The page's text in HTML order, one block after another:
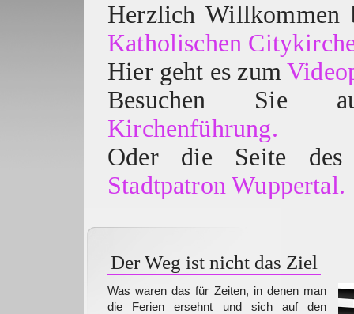
Herzlich
Katholischen
Hier geht es zum
Besuchen
Kirchenführung.
Oder die Seite des
Stadtpatron Wuppertal.
Der Weg ist nicht das Ziel
Was waren das für Zeiten, in denen man
die Ferien ersehnt und sich auf den